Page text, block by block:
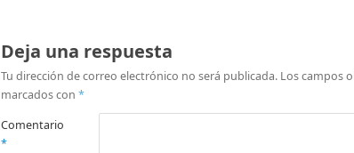
Deja una respuesta
Tu dirección de correo electrónico no será publicada. Los campos
marcados con *
Comentario
*